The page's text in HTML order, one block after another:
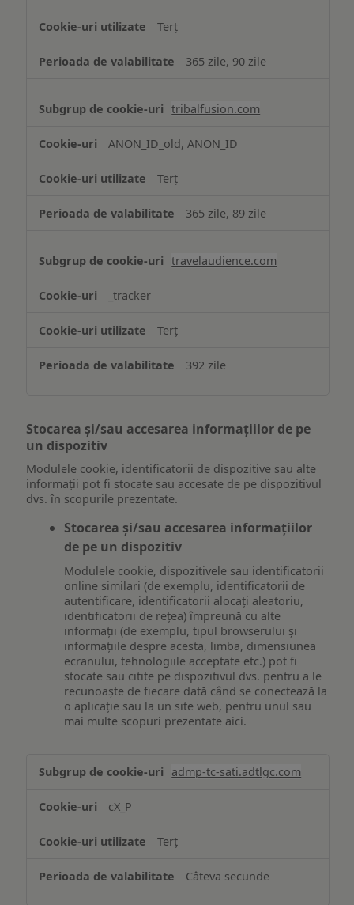
Terț
365 zile, 90 zile
tribalfusion.com
ANON_ID_old, ANON_ID
Terț
365 zile, 89 zile
travelaudience.com
_tracker
Terț
392 zile
Stocarea și/sau accesarea informațiilor de pe
un dispozitiv
Modulele cookie, identificatorii de dispozitive sau alte
informații pot fi stocate sau accesate de pe dispozitivul
dvs. în scopurile prezentate.
Stocarea și/sau accesarea informațiilor
de pe un dispozitiv
Modulele cookie, dispozitivele sau identificatorii
online similari (de exemplu, identificatorii de
autentificare, identificatorii alocați aleatoriu,
identificatorii de rețea) împreună cu alte
informații (de exemplu, tipul browserului și
informațiile despre acesta, limba, dimensiunea
ecranului, tehnologiile acceptate etc.) pot fi
stocate sau citite pe dispozitivul dvs. pentru a le
recunoaște de fiecare dată când se conectează la
o aplicație sau la un site web, pentru unul sau
mai multe scopuri prezentate aici.
Stocarea
și/sau
accesarea
informațiilor
pe
dispozitiv
admp-tc-sati.adtlgc.com
cX_P
Terț
Câteva secunde